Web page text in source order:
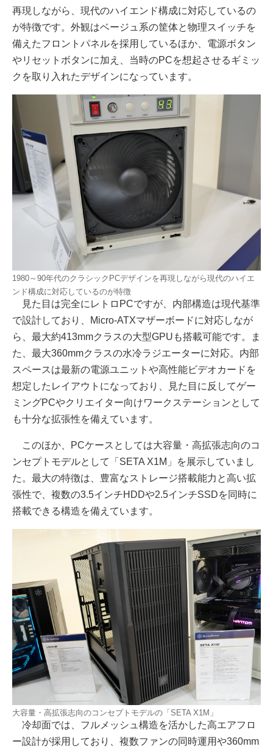
再現しながら、現代のハイエンド構成に対応しているの
が特徴です。外観はベージュ系の筐体と物理スイッチを
備えたフロントパネルを採用しているほか、電源ボタン
やリセットボタンに加え、当時のPCを想起させるギミッ
クを取り入れたデザインになっています。
1980～90年代のクラシックPCデザインを再現しながら現代のハイエ
ンド構成に対応しているのが特徴
見た目は完全にレトロPCですが、内部構造は現代基準
で設計しており、Micro-ATXマザーボードに対応しなが
ら、最大約413mmクラスの大型GPUも搭載可能です。ま
た、最大360mmクラスの水冷ラジエーターに対応。内部
スペースは最新の電源ユニットや高性能ビデオカードを
想定したレイアウトになっており、見た目に反してゲー
ミングPCやクリエイター向けワークステーションとして
も十分な拡張性を備えています。
このほか、PCケースとしては大容量・高拡張志向のコ
ンセプトモデルとして「SETA X1M」を展示していまし
た。最大の特徴は、豊富なストレージ搭載能力と高い拡
張性で、複数の3.5インチHDDや2.5インチSSDを同時に
搭載できる構造を備えています。
大容量・高拡張志向のコンセプトモデルの「SETA X1M」
冷却面では、フルメッシュ構造を活かした高エアフロ
ー設計が採用しており、複数ファンの同時運用や360mm